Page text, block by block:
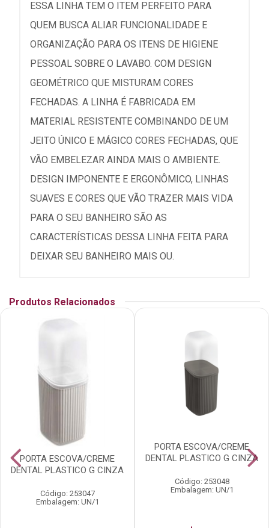
ESSA LINHA TEM O ITEM PERFEITO PARA
QUEM BUSCA ALIAR FUNCIONALIDADE E
ORGANIZAÇÃO PARA OS ITENS DE HIGIENE
PESSOAL SOBRE O LAVABO. COM DESIGN
GEOMÉTRICO QUE MISTURAM CORES
FECHADAS. A LINHA É FABRICADA EM
MATERIAL RESISTENTE COMBINANDO DE UM
JEITO ÚNICO E MÁGICO CORES FECHADAS, QUE
VÃO EMBELEZAR AINDA MAIS O AMBIENTE.
DESIGN IMPONENTE E ERGONÔMICO, LINHAS
SUAVES E CORES QUE VÃO TRAZER MAIS VIDA
PARA O SEU BANHEIRO SÃO AS
CARACTERÍSTICAS DESSA LINHA FEITA PARA
DEIXAR SEU BANHEIRO MAIS OU.
Produtos Relacionados
PORTA ESCOVA/CREME
DENTAL PLASTICO G CINZA
Código: 253047
Embalagem: UN/1
PORTA ESCOVA/CREME
DENTAL PLASTICO G CINZA
Código: 253048
Embalagem: UN/1